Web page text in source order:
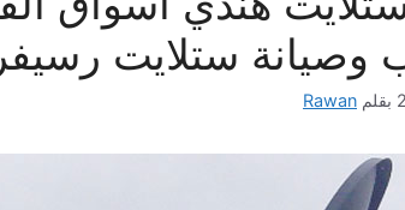
وصيانة ستلايت رسيفر
بقلم Rawan